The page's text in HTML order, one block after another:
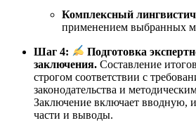
Комплексный
применением выбранных
Шаг 4:
Подготовка
заключения. Составление
строгом соответствии с
законодательства и
Заключение включает вводную,
части и выводы.